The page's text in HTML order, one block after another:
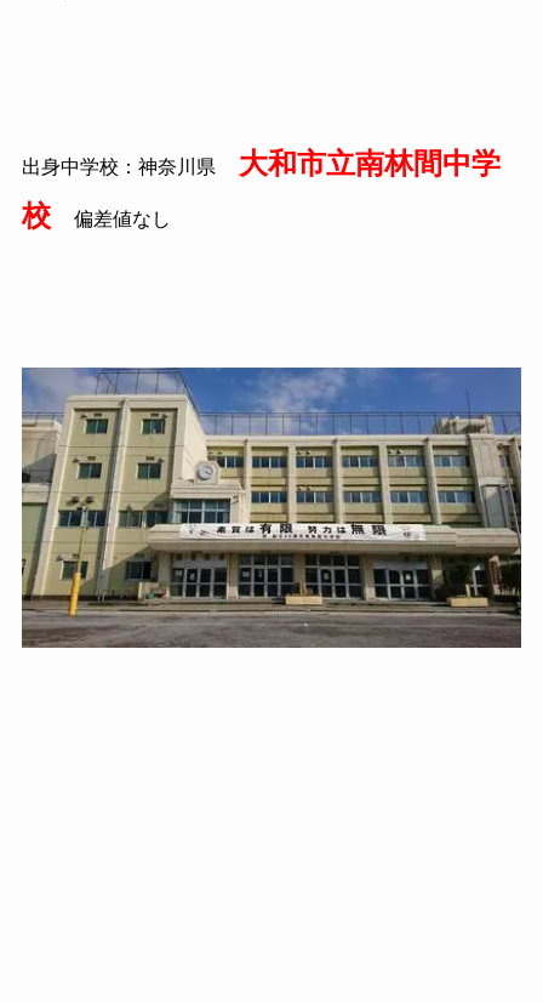
出身中学校：神奈川県
大和市立南林間中学
校
偏差値なし